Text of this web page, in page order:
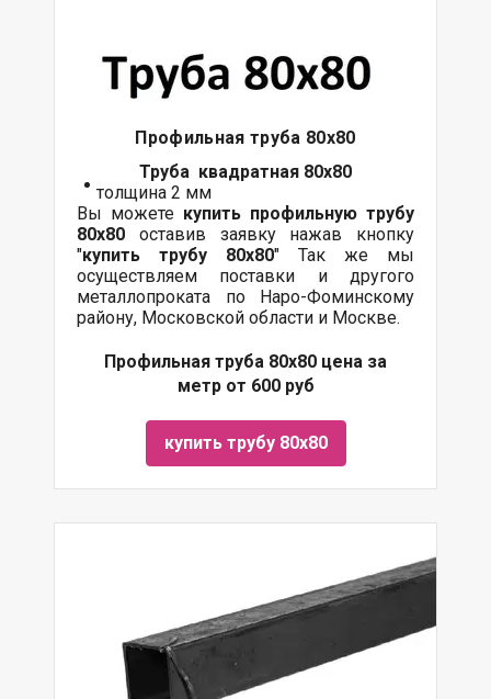
Профильная труба 80х80
Труба квадратная 80х80
толщина 2 мм
Вы можете купить профильную трубу
80х80 оставив заявку нажав кнопку
"купить трубу 80х80" Так же мы
осуществляем поставки и другого
металлопроката по Наро-Фоминскому
району, Московской области и Москве.
Профильная труба 80х80 цена за
метр от 600 руб
купить трубу 80х80